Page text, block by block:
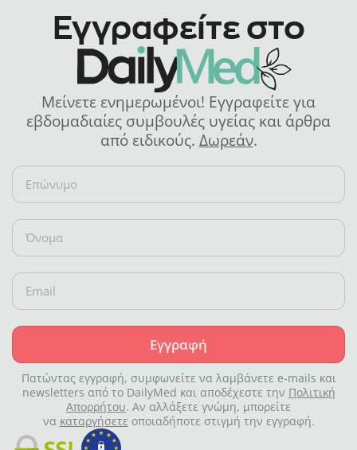
Εγγραφείτε στο
Μείνετε ενημερωμένοι! Εγγραφείτε για
εβδομαδιαίες συμβουλές υγείας και άρθρα
από ειδικούς. Δωρεάν.
Εγγραφή
Πατώντας εγγραφή, συμφωνείτε να λαμβάνετε e-mails και
newsletters από το DailyMed και αποδέχεστε την Πολιτική
Απορρήτου. Αν αλλάξετε γνώμη, μπορείτε
να καταργήσετε οποιαδήποτε στιγμή την εγγραφή.